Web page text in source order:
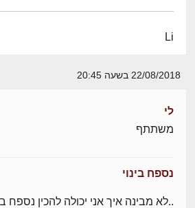
Li
22/08/2018 בשעה 20:45
לי
משתתף
נספח בינוי
..לא מבינה איך אני יכולה להכין נספח